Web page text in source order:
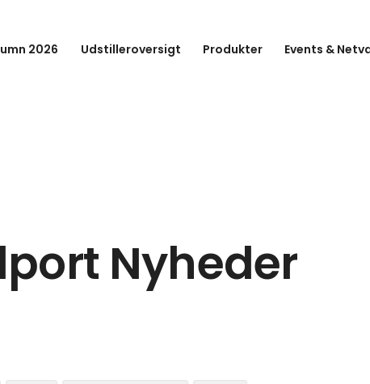
2026 Udstilleroversigt Produkter Events &
Nyheder